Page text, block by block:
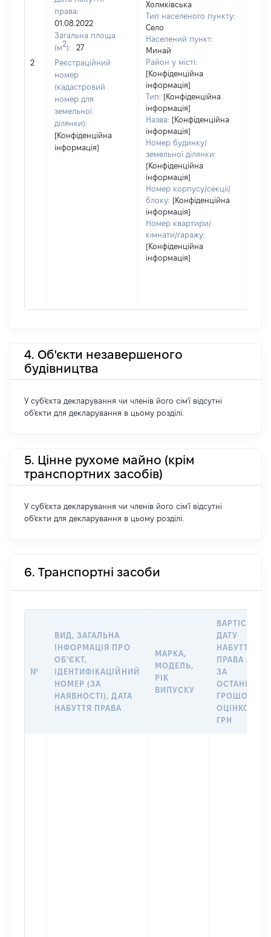
2
права:
01.08.2022
Загальна площа
(м2):
27
Реєстраційний
номер
(кадастровий
номер для
земельної
ділянки):
[Конфіденційна
інформація]
Холмківська
Тип населеного пункту:
Село
Населений пункт:
Минай
Район у місті:
[Конфіденційна
інформація]
Тип: [Конфіденційна
інформація]
Назва: [Конфіденційна
інформація]
Номер будинку/
земельної ділянки:
[Конфіденційна
інформація]
Номер корпусу/секції/
блоку: [Конфіденційна
інформація]
Номер квартири/
кімнати/гаражу:
[Конфіденційна
інформація]
4. Об'єкти незавершеного
будівництва
У суб'єкта декларування чи членів його сім'ї відсутні
об'єкти для декларування в цьому розділі.
5. Цінне рухоме майно (крім
транспортних засобів)
У суб'єкта декларування чи членів його сім'ї відсутні
об'єкти для декларування в цьому розділі.
6. Транспортні засоби
№
ВИД, ЗАГАЛЬНА
ІНФОРМАЦІЯ ПРО
ОБʼЄКТ,
ІДЕНТИФІКАЦІЙНИЙ
НОМЕР (ЗА
НАЯВНОСТІ), ДАТА
НАБУТТЯ ПРАВА
МАРКА,
МОДЕЛЬ,
РІК
ВИПУСКУ
ВАРТІСТЬ НА
ДАТУ
НАБУТТЯ
ПРАВА АБО
ЗА
ГРОШОВОЮ
ОЦІНКОЮ,
ГРН